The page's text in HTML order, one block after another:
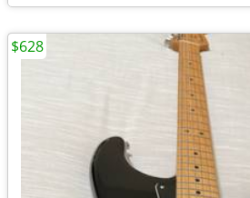
$628